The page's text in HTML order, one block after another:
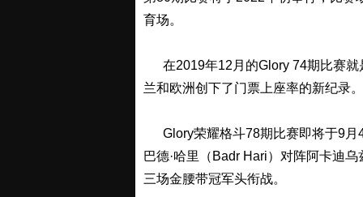
育场。
在2019年12月的Glory 74期比赛就
兰和欧洲创下了门票上座率的新纪录
Glory荣耀格斗78期比赛即将于9月
巴德·哈里（Badr Hari）对阵阿卡迪
三场金腰带冠军头衔战。